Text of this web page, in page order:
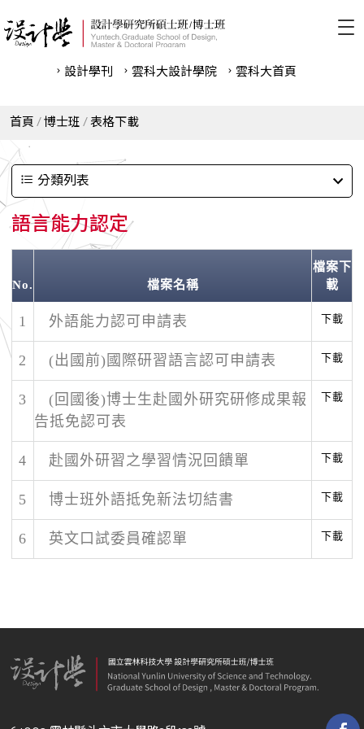
設計學刊 雲科⼤設計學院 雲科⼤首頁
首頁 博士班 表格下載
分類列表
語言能力認定
No. 檔案名稱
檔案下
載
1 外語能力認可申請表 下載
2 (出國前)國際研習語言認可申請表 下載
3
(回國後)博士生赴國外研究研修成果報
告抵免認可表
下載
4 赴國外研習之學習情況回饋單 下載
5 博士班外語抵免新法切結書 下載
6 英文口試委員確認單 下載